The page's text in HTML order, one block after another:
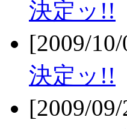
決定ッ!!
[2009/
決定ッ!!
[2009/